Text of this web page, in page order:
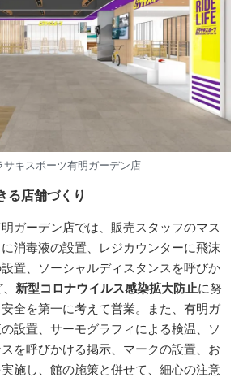
サキスポーツ有明ガーデン店
る店舗づくり
ガーデン店では、販売スタッフのマス
消毒液の設置、レジカウンターに飛沫
置、ソーシャルディスタンスを呼びか
新型コロナウイルス感染拡大防止に努
全を第一に考えて営業。また、有明ガ
設置、サーモグラフィによる検温、ソ
を呼びかける掲示、マークの設置、お
施し、館の施策と併せて、細心の注意